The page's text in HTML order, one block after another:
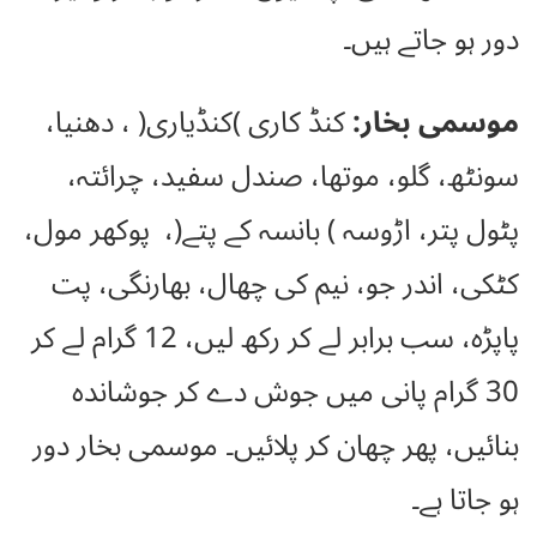
دور ہو جاتے ہیں۔
موسمی بخار:کنڈ کاری )کنڈیاری( ، دھنیا،
سونٹھ، گلو، موتھا، صندل سفید، چرائتہ،
پٹول پتر، اڑوسہ ) بانسہ کے پتے(، پوکھر مول،
کٹکی، اندر جو، نیم کی چھال، بھارنگی، پت
پاپڑہ، سب برابر لے کر رکھ لیں، 12 گرام لے کر
30 گرام پانی میں جوش دے کر جوشاندہ
بنائیں، پھر چھان کر پلائیں۔ موسمی بخار دور
ہو جاتا ہے۔